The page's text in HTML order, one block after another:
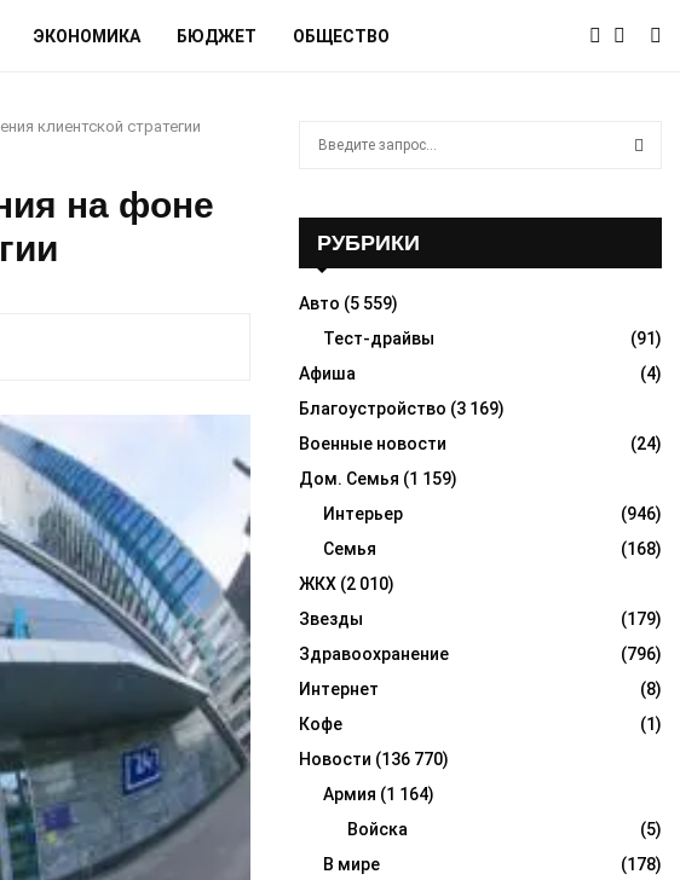
ЭКОНОМИКА БЮДЖЕТ ОБЩЕСТВО
клиентской стратегии
на фоне
o
R
C
H
РУБРИКИ
Авто (5 559)
Тест-драйвы
(91)
Афиша
(4)
Благоустройство (3 169)
Военные новости
(24)
Дом. Семья (1 159)
Интерьер
(946)
Семья
(168)
ЖКХ (2 010)
Звезды
(179)
Здравоохранение
(796)
Интернет
(8)
Кофе
(1)
Новости (136 770)
Армия (1 164)
Войска
(5)
В мире
(178)